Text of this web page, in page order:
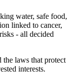
water, safe food,
linked to cancer,
- all decided
the laws that protect
interests.